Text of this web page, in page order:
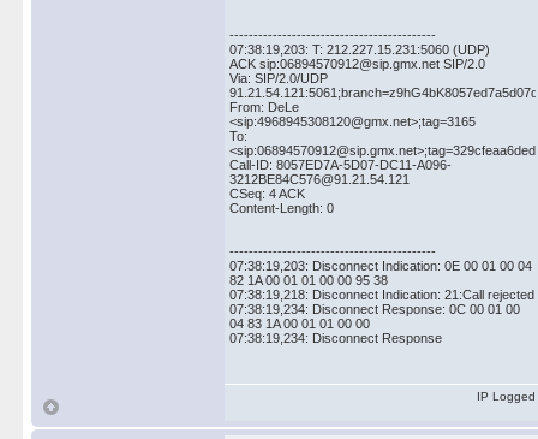
-------------------------------------------
07:38:19,203: T: 212.227.15.231:5060 (UDP)
ACK sip:06894570912@sip.gmx.net SIP/2.0
Via: SIP/2.0/UDP
From: DeLe
<sip:4968945308120@gmx.net>;tag=3165
To:
Call-ID: 8057ED7A-5D07-DC11-A096-
3212BE84C576@91.21.54.121
CSeq: 4 ACK
Content-Length: 0
-------------------------------------------
07:38:19,203: Disconnect Indication: 0E 00 01 00 04
82 1A 00 01 01 00 00 95 38
07:38:19,218: Disconnect Indication: 21:Call rejected
07:38:19,234: Disconnect Response: 0C 00 01 00
04 83 1A 00 01 01 00 00
07:38:19,234: Disconnect Response
IP Logged